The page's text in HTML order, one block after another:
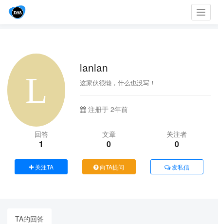
lanlan
这家伙很懒，什么也没写！
注册于 2年前
回答
1
文章
0
关注者
0
关注TA 向TA提问 发私信
TA的回答